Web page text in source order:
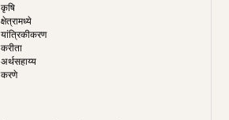
कृषि
क्षेत्रामध्ये
यांत्रिकीकरण
करीता
अर्थसहाय्य
करणे